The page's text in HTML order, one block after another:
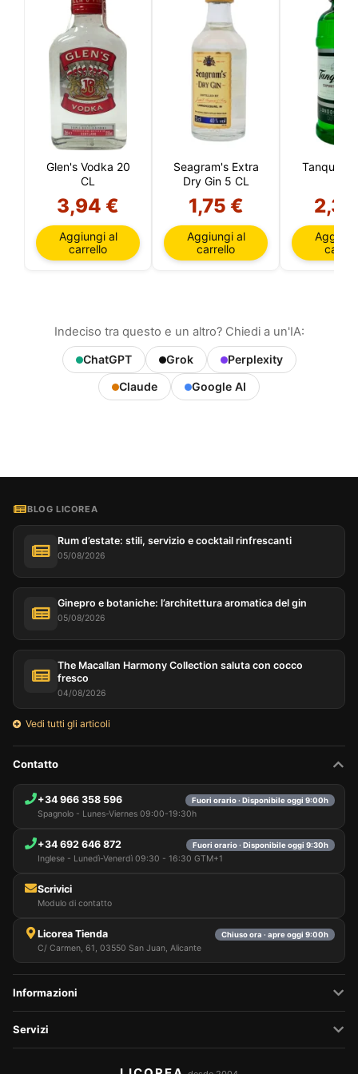
Glen's Vodka 20
CL
3,94 €
Aggiungi al
carrello
Seagram's Extra
Dry Gin 5 CL
1,75 €
Aggiungi al
carrello
Indeciso tra questo e un altro? Chiedi a un'IA:
ChatGPT Grok
Perplexity
Claude
Google AI
BLOG LICOREA
Rum d’estate: stili, servizio e cocktail rinfrescanti
05/08/2026
Ginepro e botaniche: l’architettura aromatica del gin
05/08/2026
The Macallan Harmony Collection saluta con cocco
fresco
04/08/2026
Vedi tutti gli articoli
Contatto
+34 966 358 596 Fuori orario · Disponibile oggi 9:00h
Spagnolo - Lunes-Viernes 09:00-19:30h
+34 692 646 872 Fuori orario · Disponibile oggi 9:30h
Inglese - Lunedì-Venerdì 09:30 - 16:30 GTM+1
Scrivici
Modulo di contatto
Licorea Tienda Chiuso ora · apre oggi 9:00h
C/ Carmen, 61, 03550 San Juan, Alicante
Informazioni
Servizi